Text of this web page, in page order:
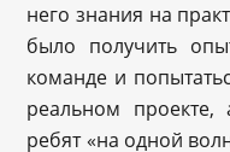
него знания на
было получить
команде и
реальном проекте,
ребят «на одной